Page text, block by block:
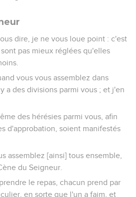
dire, je ne vous loue point : c'est
pas mieux réglées qu'elles
vous vous assemblez dans
a des divisions parmi vous ; et j'en
des hérésies parmi vous, afin
d'approbation, soient manifestés
assemblez [ainsi] tous ensemble,
du Seigneur.
le repas, chacun prend par
en sorte que l'un a faim, et